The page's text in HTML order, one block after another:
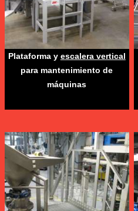
Plataforma y escalera vertical
para mantenimiento de
máquinas